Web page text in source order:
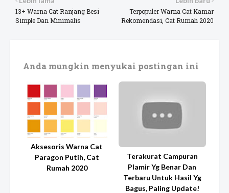
Terpopuler Warna Cat Kamar
Rekomendasi, Cat Rumah 2020
13+ Warna Cat Ranjang Besi
Simple Dan Minimalis
Anda mungkin menyukai postingan ini
Aksesoris Warna Cat
Paragon Putih, Cat
Rumah 2020
Terakurat Campuran
Plamir Yg Benar Dan
Terbaru Untuk Hasil Yg
Bagus, Paling Update!